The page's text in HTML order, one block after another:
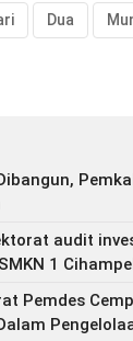
Dua
audit
1
Pemdes